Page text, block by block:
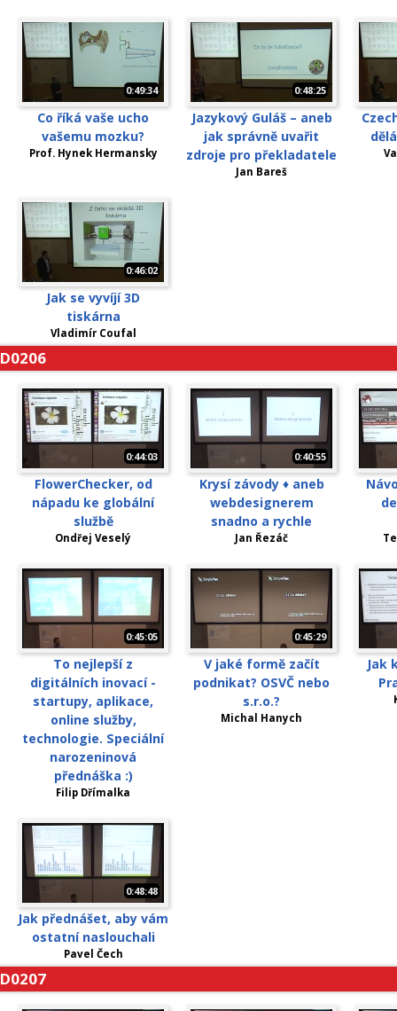
0:49:34
Co říká vaše ucho
vašemu mozku?
Prof. Hynek Hermansky
0:48:25
Jazykový Guláš – aneb
jak správně uvařit
zdroje pro překladatele
Jan Bareš
0:46:02
Jak se vyvíjí 3D
tiskárna
Vladimír Coufal
D0206
0:44:03
FlowerChecker, od
nápadu ke globální
službě
Ondřej Veselý
0:40:55
Krysí závody ♦ aneb
webdesignerem
snadno a rychle
Jan Řezáč
0:45:05
To nejlepší z
digitálních inovací -
startupy, aplikace,
online služby,
technologie. Speciální
narozeninová
přednáška :)
Filip Dřímalka
0:45:29
V jaké formě začít
podnikat? OSVČ nebo
s.r.o.?
Michal Hanych
Jak
0:48:48
Jak přednášet, aby vám
ostatní naslouchali
Pavel Čech
D0207